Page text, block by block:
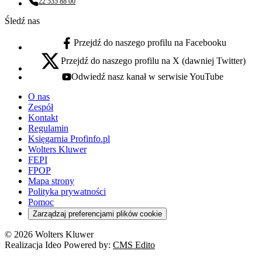
Numer telefonu:
Śledź nas
facebook - otwiera się w nowej karcie
Przejdź do naszego profilu na Facebooku
x - otwiera się w nowej karcie
Przejdź do naszego profilu na X (dawniej Twitter)
youtube - otwiera się w nowej karcie
Odwiedź nasz kanał w serwisie YouTube
O nas
Zespół
Kontakt
Regulamin
Księgarnia Profinfo.pl
Wolters Kluwer
FEPI
FPOP
Mapa strony
Polityka prywatności
Pomoc
Zarządzaj preferencjami plików cookie
© 2026 Wolters Kluwer
Realizacja Ideo Powered by: CMS Edito